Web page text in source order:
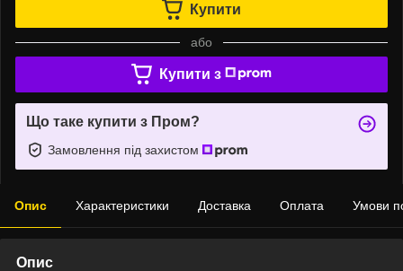
Купити
або
Купити з
Що таке купити з Пром?
Замовлення під захистом
Опис Характеристики Доставка Оплата Умови
Опис